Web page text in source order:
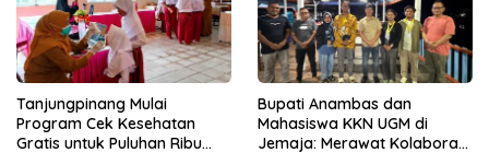
Tanjungpinang Mulai
Program Cek Kesehatan
Gratis untuk Puluhan Ribu
Bupati Anambas dan
Mahasiswa KKN UGM di
Jemaja: Merawat Kolaborasi